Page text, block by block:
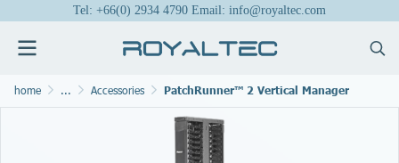
Tel: +66(0) 2934 4790 Email: info@royaltec.com
home ... Accessories PatchRunner™ 2 Vertical Manager